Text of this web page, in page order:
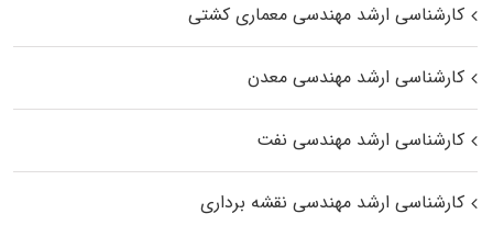
کارشناسی ارشد مهندسی معماری کشتی
کارشناسی ارشد مهندسی معدن
کارشناسی ارشد مهندسی نفت
کارشناسی ارشد مهندسی نقشه برداری